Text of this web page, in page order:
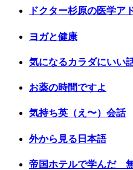
ドクター杉原の医学ア
ヨガと健康
気になるカラダにいい
お薬の時間ですよ
気持ち英（え〜）会話
外から見る日本語
帝国ホテルで学んだ